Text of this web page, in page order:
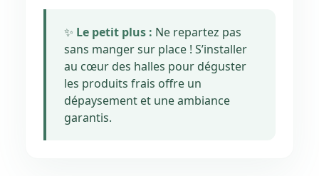
✨ Le petit plus : Ne repartez pas
sans manger sur place ! S’installer
au cœur des halles pour déguster
les produits frais offre un
dépaysement et une ambiance
garantis.